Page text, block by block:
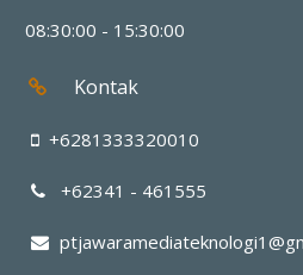
08:30:00 - 15:30:00
Kontak
+6281333320010
+62341 - 461555